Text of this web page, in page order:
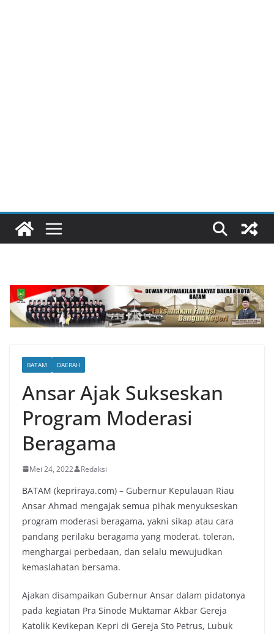
BATAM DAERAH
Ansar Ajak Sukseskan
Program Moderasi
Beragama
Mei 24, 2022 Redaksi
BATAM (kepriraya.com) – Gubernur Kepulauan Riau
Ansar Ahmad mengajak semua pihak menyukseskan
program moderasi beragama, yakni sikap atau cara
pandang perilaku beragama yang moderat, toleran,
menghargai perbedaan, dan selalu mewujudkan
kemaslahatan bersama.
Ajakan disampaikan Gubernur Ansar dalam pidatonya
pada kegiatan Pra Sinode Muktamar Akbar Gereja
Katolik Kevikepan Kepri di Gereja Sto Petrus, Lubuk